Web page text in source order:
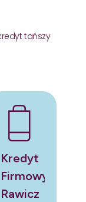
tańszy
Kredyt
Firmowy
Rawicz